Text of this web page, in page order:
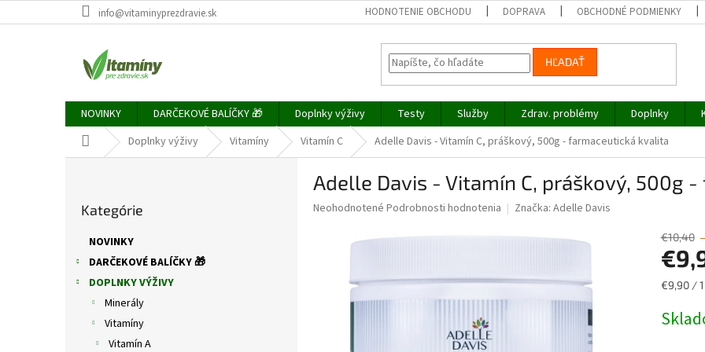
na
info@vitaminyprezdravie.sk HODNOTENIE OBCHODU DOPRAVA OBCHODNÉ PODMIENKY
HĽADAŤ
NOVINKY DARČEKOVÉ BALÍČKY 🎁 Doplnky výživy Testy Služby Zdrav. problémy Doplnky
DomovDoplnky výživy Vitamíny Vitamín C Adelle Davis - Vitamín C, práškový, 500g - farmaceutická kvalita
kategórie
Kategórie
NOVINKY
DARČEKOVÉ BALÍČKY 🎁
DOPLNKY VÝŽIVY
Minerály
Vitamíny
Vitamín A
Adelle Davis - Vitamín C, práškový, 500g
Priemerné
Neohodnotené Podrobnosti hodnotenia Značka: Adelle Davis
€10,40
€9,90 /